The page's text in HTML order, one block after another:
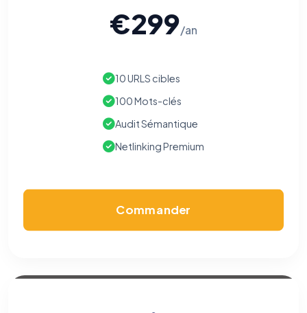
€299/an
10 URLS cibles
100 Mots-clés
Audit Sémantique
Netlinking Premium
Commander